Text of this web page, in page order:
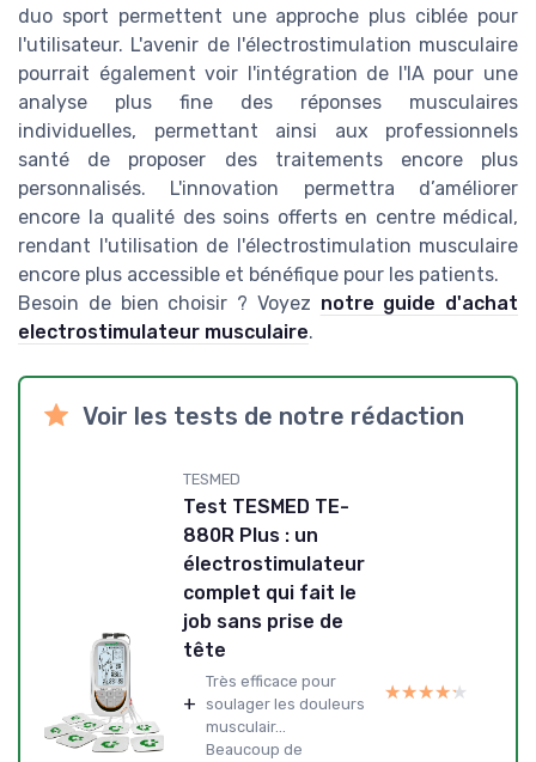
duo sport permettent une approche plus ciblée pour
l'utilisateur. L'avenir de l'électrostimulation musculaire
pourrait également voir l'intégration de l'IA pour une
analyse plus fine des réponses musculaires
individuelles, permettant ainsi aux professionnels
santé de proposer des traitements encore plus
personnalisés. L'innovation permettra d’améliorer
encore la qualité des soins offerts en centre médical,
rendant l'utilisation de l'électrostimulation musculaire
encore plus accessible et bénéfique pour les patients.
Besoin de bien choisir ? Voyez notre guide d'achat
electrostimulateur musculaire.
Voir les tests de notre rédaction
TESMED
Test TESMED TE-
880R Plus : un
électrostimulateur
complet qui fait le
job sans prise de
tête
+
Très efficace pour
soulager les douleurs
musculair...
Beaucoup de
★★★★★
★★★★★